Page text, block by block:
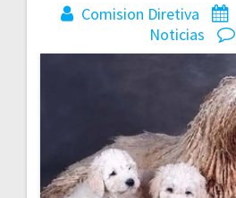
Comision Diretiva
Noticias
entradas